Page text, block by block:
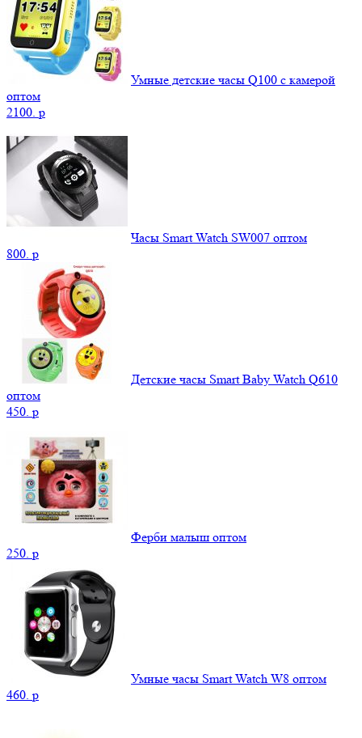
Умные детские часы Q100 с камерой
оптом
2100. p
Часы Smart Watch SW007 оптом
800. p
Детские часы Smart Baby Watch Q610
оптом
450. p
Ферби малыш оптом
250. p
Умные часы Smart Watch W8 оптом
460. p